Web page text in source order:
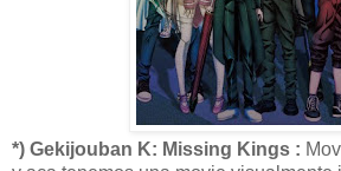
*) Gekijouban K: Missing Kings :